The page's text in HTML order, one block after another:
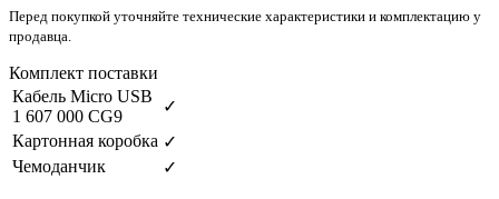
Перед покупкой уточняйте технические характеристики и комплектацию у
продавца.
Комплект поставки
Кабель Micro USB
1 607 000 CG9
✓
Картонная коробка ✓
Чемоданчик
✓